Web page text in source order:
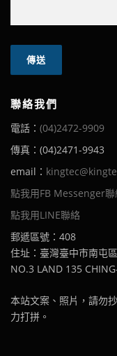
聯絡我們
電話： (04)2472-9909
傳真：(04)2471-9943
email：
點我用FB Messenger聯
點我用LINE聯絡
郵遞區號：408
住址：臺灣臺中市南屯
NO.3 LAND 135
本站文案、照片，請勿
力打拼。